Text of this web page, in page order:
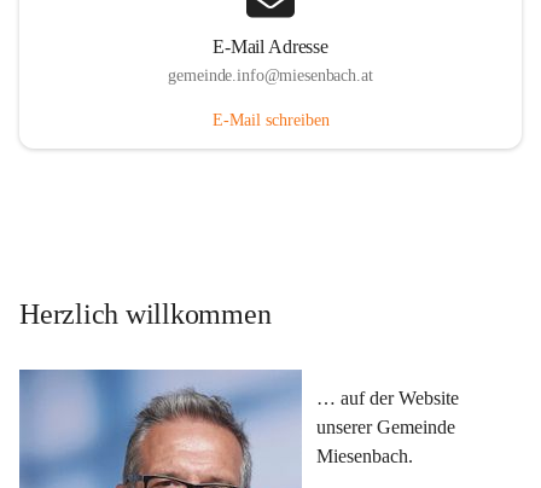
E-Mail Adresse
gemeinde.info@miesenbach.at
E-Mail schreiben
Herzlich willkommen
… auf der Website
unserer Gemeinde
Miesenbach.